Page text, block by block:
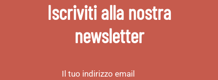
Iscriviti alla nostra
newsletter